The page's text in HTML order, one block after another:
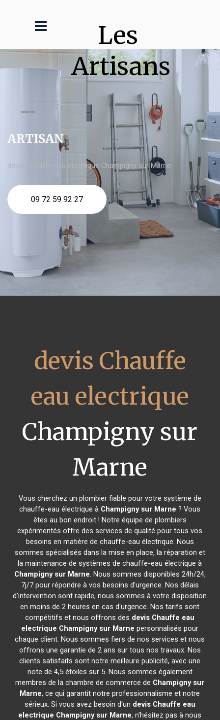
Les
Artisans
ARTISAN
devis Chauffe eau electrique Champigny sur Marne
09 72 59 92 27
devis Chauffe
eau electrique
Champigny sur
Marne
Vous cherchez un plombier fiable pour votre système de
chauffe-eau électrique à Champigny sur Marne ? Vous
êtes au bon endroit ! Notre équipe de plombiers
expérimentés offre des services de qualité pour tous vos
besoins en matière de chauffe-eau électrique. Nous
sommes spécialisés dans la mise en place, la réparation et
la maintenance de systèmes de chauffe-eau électrique à
Champigny sur Marne. Nous sommes disponibles 24h/24,
7j/7 pour répondre à vos besoins d'urgence. Nos délais
d'intervention sont rapide, nous sommes à votre disposition
en moins de 2 heures en cas d'urgence. Nos tarifs sont
compétitifs et nous offrons des devis Chauffe eau
electrique Champigny sur Marne personnalisés pour
chaque client. Nous sommes fiers de nos services et nous
offrons une garantie de 2 ans sur tous nos travaux. Nos
clients satisfaits sont notre meilleure publicité, avec une
note de 4,5 étoiles sur 5. Nous sommes également
membres de la chambre de commerce de Champigny sur
Marne, ce qui garantit notre professionnalisme et notre
sérieux. Si vous avez besoin d'un devis Chauffe eau
electrique Champigny sur Marne, n'hésitez pas à nous